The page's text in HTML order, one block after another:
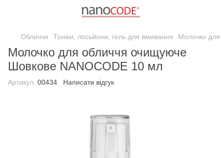
Обличчя Тоніки, лосьйони, гель для вмивання Молочко
Молочко для обличчя очищуюче
Шовкове NANOCODE 10 мл
Артикул: 00434 Написати відгук